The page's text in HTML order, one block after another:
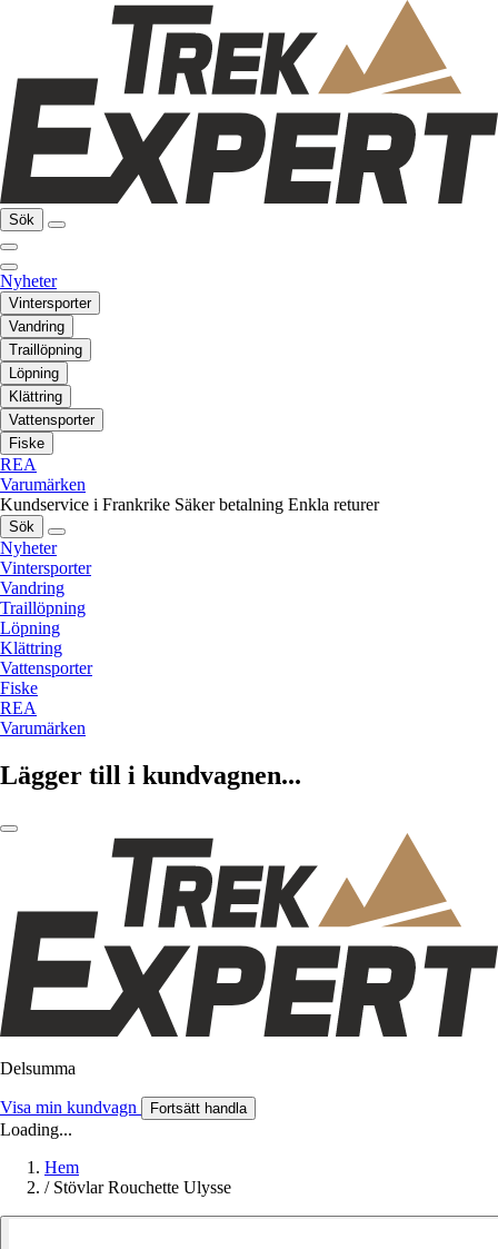
Sök
Nyheter
Vintersporter
Vandring
Traillöpning
Löpning
Klättring
Vattensporter
Fiske
REA
Varumärken
Kundservice i Frankrike Säker betalning Enkla returer
Sök
Nyheter
Vintersporter
Vandring
Traillöpning
Löpning
Klättring
Vattensporter
Fiske
REA
Varumärken
Lägger till i kundvagnen...
Delsumma
Visa min kundvagn Fortsätt handla
Loading...
Hem
/ Stövlar Rouchette Ulysse